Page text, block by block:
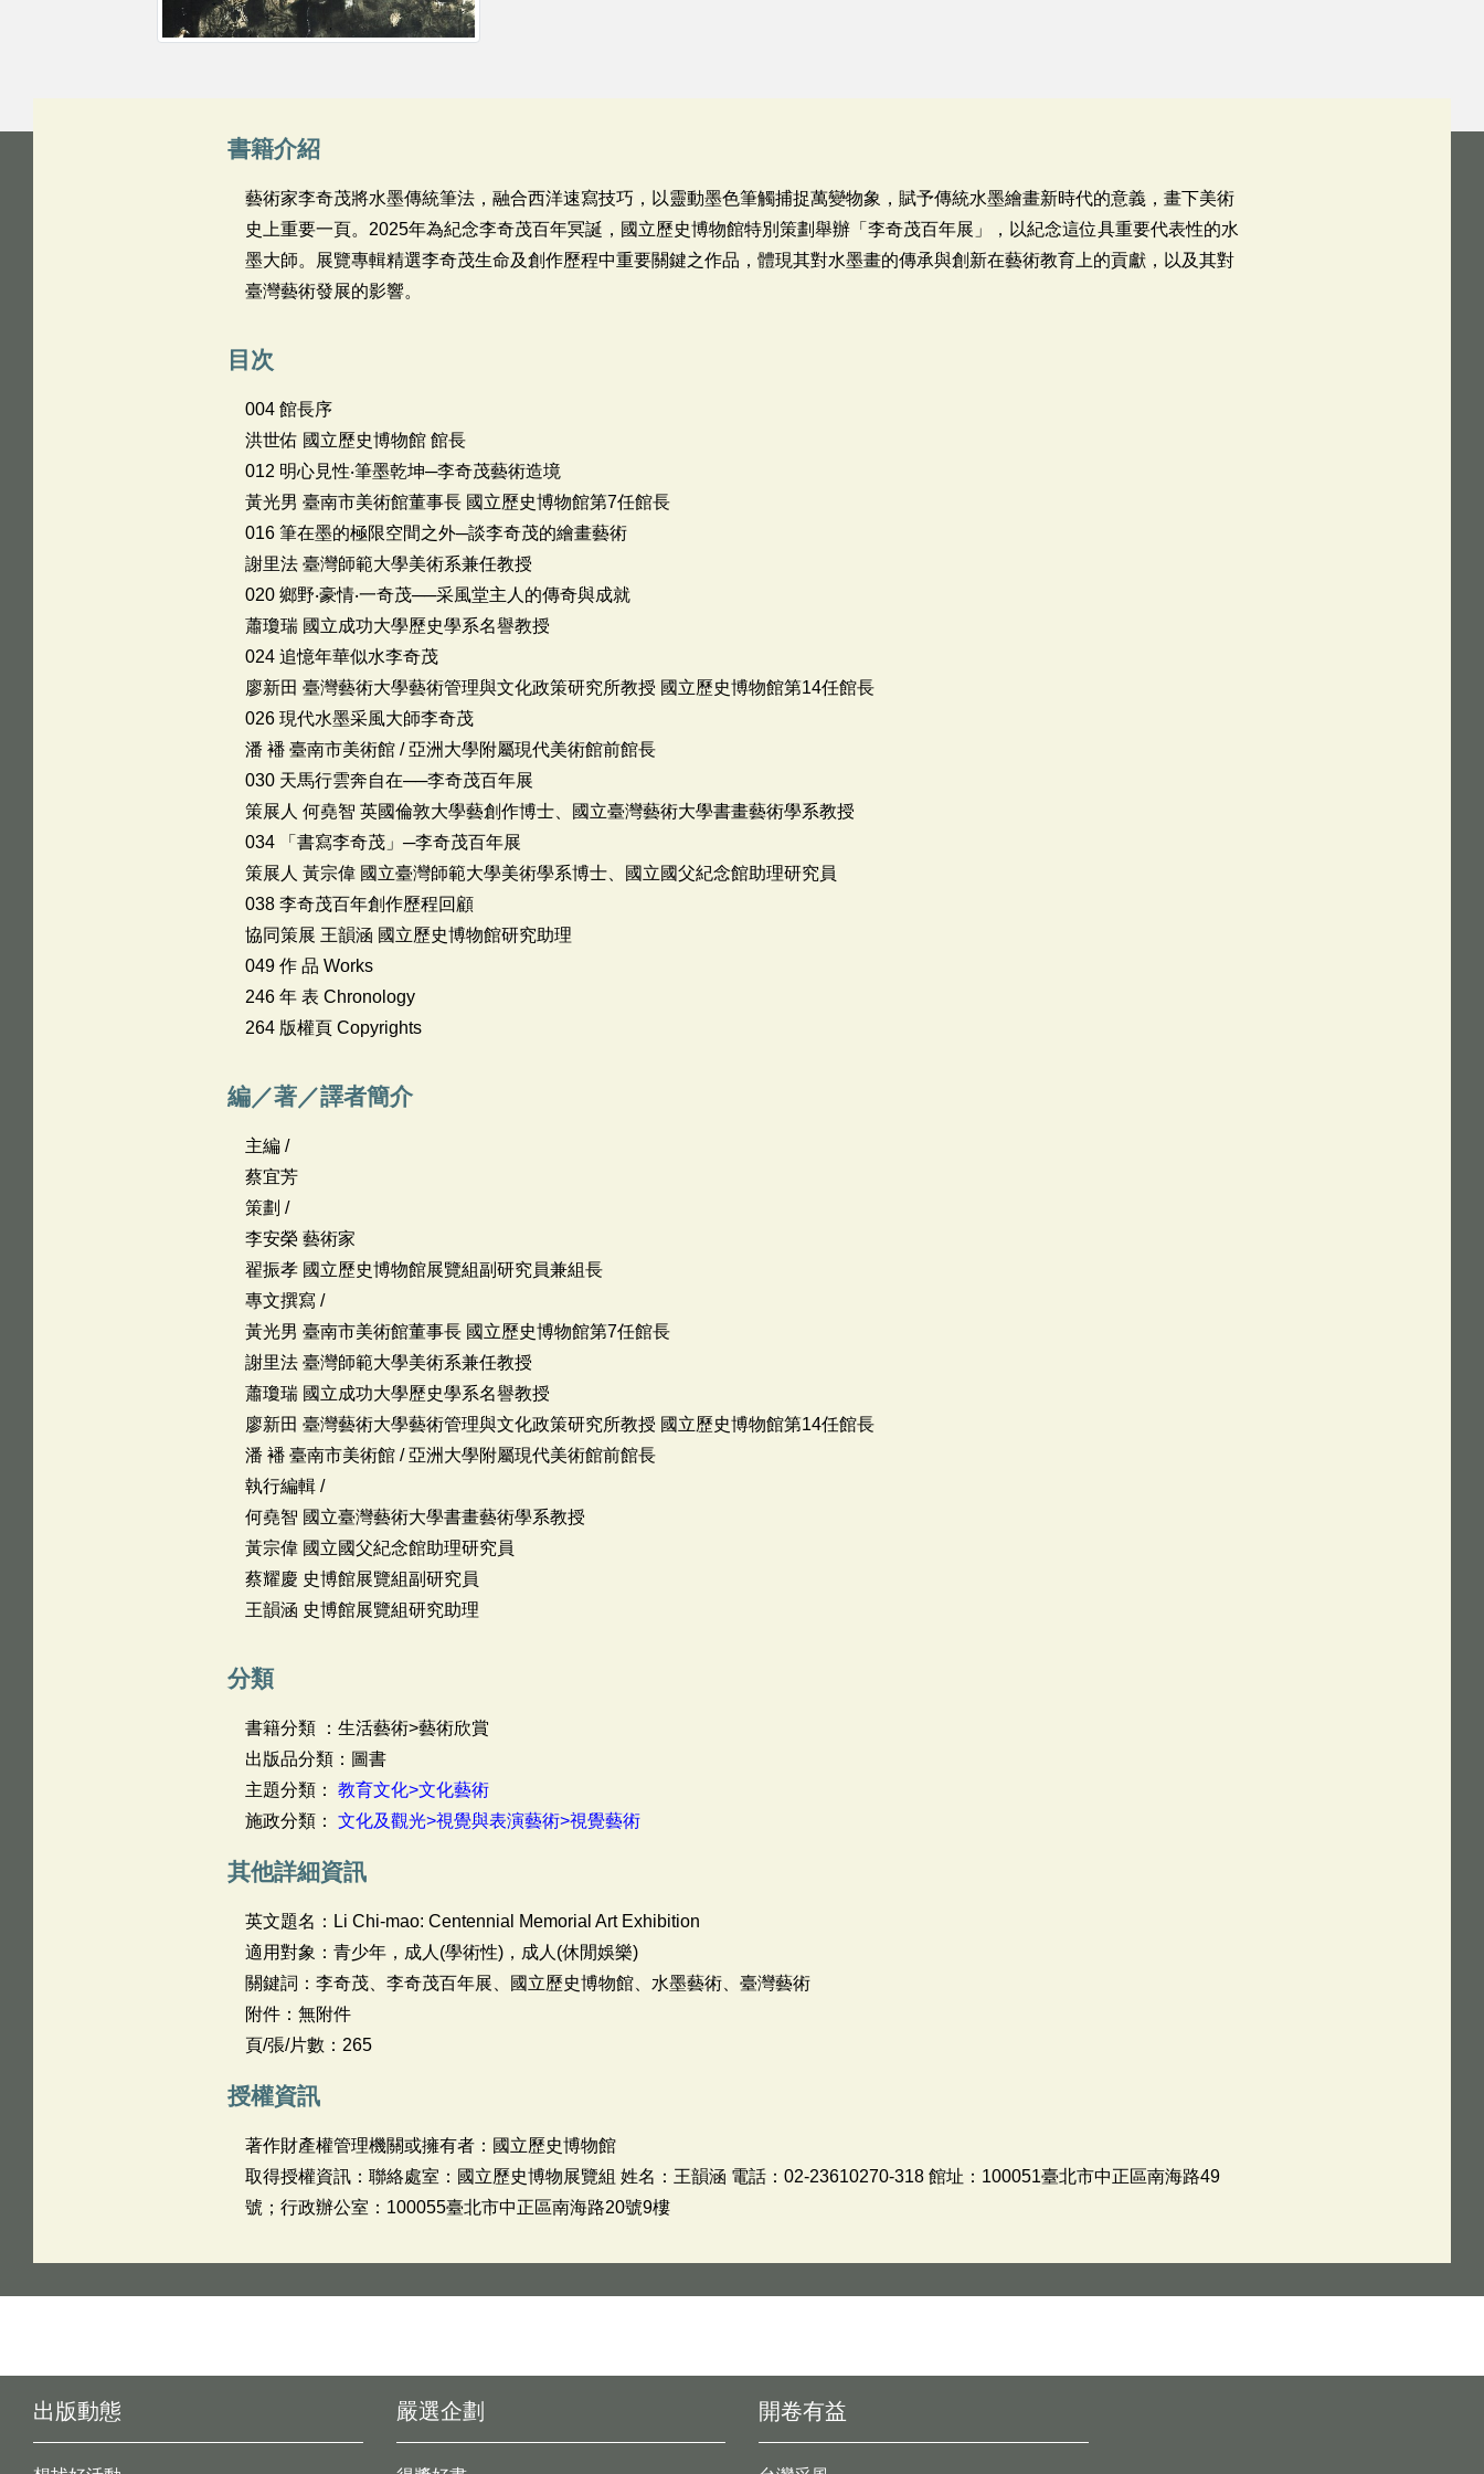
書籍介紹
藝術家李奇茂將水墨傳統筆法，融合西洋速寫技巧，以靈動墨色筆觸捕捉萬變物象，賦予傳統水墨繪畫新時代的意義，畫下美術
史上重要一頁。2025年為紀念李奇茂百年冥誕，國立歷史博物館特別策劃舉辦「李奇茂百年展」，以紀念這位具重要代表性的水
墨大師。展覽專輯精選李奇茂生命及創作歷程中重要關鍵之作品，體現其對水墨畫的傳承與創新在藝術教育上的貢獻，以及其對
臺灣藝術發展的影響。
目次
004 館長序
洪世佑 國立歷史博物館 館長
012 明心見性‧筆墨乾坤─李奇茂藝術造境
黃光男 臺南市美術館董事長 國立歷史博物館第7任館長
016 筆在墨的極限空間之外─談李奇茂的繪畫藝術
謝里法 臺灣師範大學美術系兼任教授
020 鄉野‧豪情‧一奇茂──采風堂主人的傳奇與成就
蕭瓊瑞 國立成功大學歷史學系名譽教授
024 追憶年華似水李奇茂
廖新田 臺灣藝術大學藝術管理與文化政策研究所教授 國立歷史博物館第14任館長
026 現代水墨采風大師李奇茂
潘 襎 臺南市美術館 / 亞洲大學附屬現代美術館前館長
030 天馬行雲奔自在──李奇茂百年展
策展人 何堯智 英國倫敦大學藝創作博士、國立臺灣藝術大學書畫藝術學系教授
034 「書寫李奇茂」─李奇茂百年展
策展人 黃宗偉 國立臺灣師範大學美術學系博士、國立國父紀念館助理研究員
038 李奇茂百年創作歷程回顧
協同策展 王韻涵 國立歷史博物館研究助理
049 作 品 Works
246 年 表 Chronology
264 版權頁 Copyrights
編／著／譯者簡介
主編 /
蔡宜芳
策劃 /
李安榮 藝術家
翟振孝 國立歷史博物館展覽組副研究員兼組長
專文撰寫 /
黃光男 臺南市美術館董事長 國立歷史博物館第7任館長
謝里法 臺灣師範大學美術系兼任教授
蕭瓊瑞 國立成功大學歷史學系名譽教授
廖新田 臺灣藝術大學藝術管理與文化政策研究所教授 國立歷史博物館第14任館長
潘 襎 臺南市美術館 / 亞洲大學附屬現代美術館前館長
執行編輯 /
何堯智 國立臺灣藝術大學書畫藝術學系教授
黃宗偉 國立國父紀念館助理研究員
蔡耀慶 史博館展覽組副研究員
王韻涵 史博館展覽組研究助理
分類
書籍分類 ：生活藝術>藝術欣賞
出版品分類：圖書
主題分類： 教育文化>文化藝術
施政分類： 文化及觀光>視覺與表演藝術>視覺藝術
其他詳細資訊
英文題名： Li Chi-mao: Centennial Memorial Art Exhibition
適用對象：青少年，成人(學術性)，成人(休閒娛樂)
關鍵詞：李奇茂、李奇茂百年展、國立歷史博物館、水墨藝術、臺灣藝術
附件：無附件
頁/張/片數：265
授權資訊
著作財產權管理機關或擁有者：國立歷史博物館
取得授權資訊：聯絡處室：國立歷史博物展覽組 姓名：王韻涵 電話：02-23610270-318 館址：100051臺北市中正區南海路49
號；行政辦公室：100055臺北市中正區南海路20號9樓
出版動態 開卷有益
嚴選企劃